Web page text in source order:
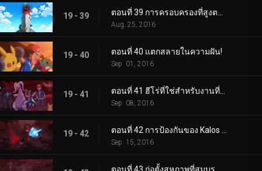
19 - 39
Aug. 25, 2016
19 - 40 ตอนที่ 40 แตกสลายในความฝัน!
Sep. 01, 2016
19 - 41
Sep. 08, 2016
19 - 42
Sep. 15, 2016